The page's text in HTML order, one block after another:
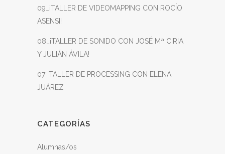
09_¡TALLER DE VIDEOMAPPING CON ROCÍO
ASENSI!
08_¡TALLER DE SONIDO CON JOSÉ Mª CIRIA
Y JULIÁN ÁVILA!
07_TALLER DE PROCESSING CON ELENA
JUÁREZ
CATEGORÍAS
Alumnas/os